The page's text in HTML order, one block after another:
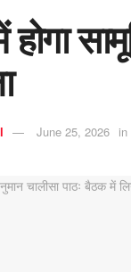
होगा
June 25, 2026 in